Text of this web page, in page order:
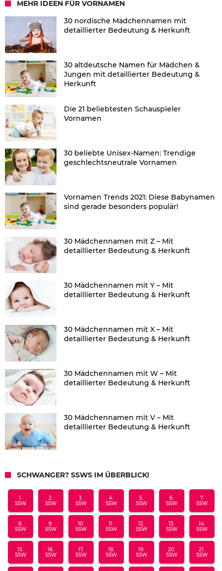
MEHR IDEEN FÜR VORNAMEN
30 nordische Mädchennamen mit
detaillierter Bedeutung & Herkunft
30 altdeutsche Namen für Mädchen &
Jungen mit detaillierter Bedeutung &
Herkunft
Die 21 beliebtesten Schauspieler
Vornamen
30 beliebte Unisex-Namen: Trendige
geschlechtsneutrale Vornamen
Vornamen Trends 2021: Diese Babynamen
sind gerade besonders populär!
30 Mädchennamen mit Z – Mit
detaillierter Bedeutung & Herkunft
30 Mädchennamen mit Y – Mit
detaillierter Bedeutung & Herkunft
30 Mädchennamen mit X – Mit
detaillierter Bedeutung & Herkunft
30 Mädchennamen mit W – Mit
detaillierter Bedeutung & Herkunft
30 Mädchennamen mit V – Mit
detaillierter Bedeutung & Herkunft
SCHWANGER? SSWS IM ÜBERBLICK!
1.
SSW
2.
SSW
3.
SSW
4.
SSW
5.
SSW
6.
SSW
7.
SSW
8.
SSW
9.
SSW
10.
SSW
11.
SSW
12.
SSW
13.
SSW
14.
SSW
15.
SSW
16.
SSW
17.
SSW
18.
SSW
19.
SSW
20.
SSW
21.
SSW